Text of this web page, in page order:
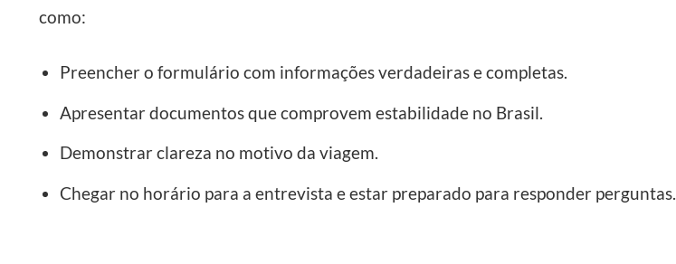
como:
Preencher o formulário com informações verdadeiras e completas.
Apresentar documentos que comprovem estabilidade no Brasil.
Demonstrar clareza no motivo da viagem.
Chegar no horário para a entrevista e estar preparado para responder perguntas.